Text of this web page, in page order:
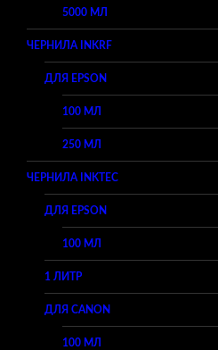
5000 МЛ
ЧЕРНИЛА INKRF
ДЛЯ EPSON
100 МЛ
250 МЛ
ЧЕРНИЛА INKTEC
ДЛЯ EPSON
100 МЛ
1 ЛИТР
ДЛЯ CANON
100 МЛ